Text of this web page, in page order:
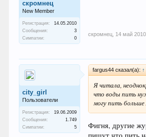
скромнец
New Member
Регистрация:
14.05.2010
Сообщения:
3
Симпатии:
0
скромнец 14 май 2010
city_girl
Пользователи
Регистрация:
19.06.2009
Сообщения:
1.749
Симпатии:
5
fargus44 сказал(а): ↑
Я читала,
что воды пить
могу пить
Фигня, другие
пишут что пить